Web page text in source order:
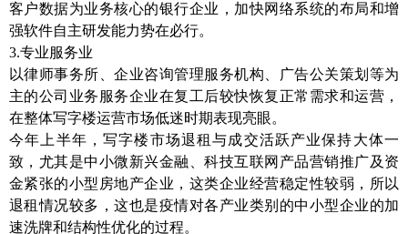
客户数据为业务核心的银行企业，加快网络系统的布局和增
强软件自主研发能力势在必行。
3.专业服务业
以律师事务所、企业咨询管理服务机构、广告公关策划等为
主的公司业务服务企业在复工后较快恢复正常需求和运营，
在整体写字楼运营市场低迷时期表现亮眼。
今年上半年，写字楼市场退租与成交活跃产业保持大体一
致，尤其是中小微新兴金融、科技互联网产品营销推广及资
金紧张的小型房地产企业，这类企业经营稳定性较弱，所以
退租情况较多，这也是疫情对各产业类别的中小型企业的加
速洗牌和结构性优化的过程。